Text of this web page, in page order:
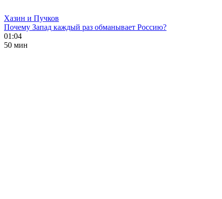
Хазин и Пучков
Почему Запад каждый раз обманывает Россию?
01:04
50 мин